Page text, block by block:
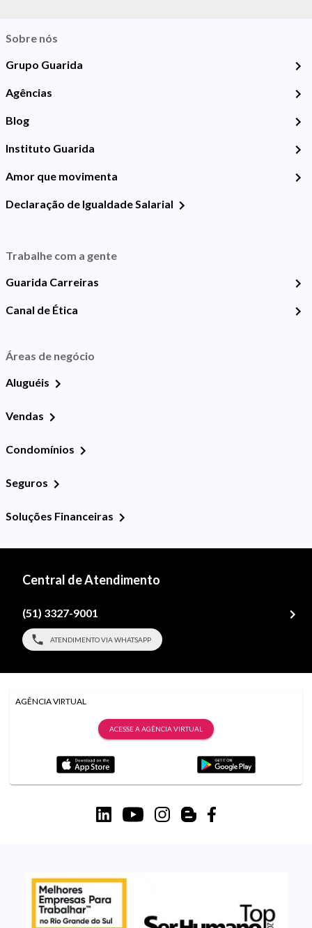
Sobre nós
Grupo Guarida
Agências
Blog
Instituto Guarida
Amor que movimenta
Declaração de Igualdade Salarial
Trabalhe com a gente
Guarida Carreiras
Canal de Ética
Áreas de negócio
Aluguéis
Vendas
Condomínios
Seguros
Soluções Financeiras
Central de Atendimento
(51) 3327-9001
ATENDIMENTO VIA WHATSAPP
AGÊNCIA VIRTUAL
ACESSE A AGÊNCIA VIRTUAL